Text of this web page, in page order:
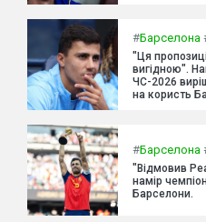
#Барселона
"Ця
вигідною".
ЧС-2026
на користь
#Барселона
"Відмовив
намір
Барселони.